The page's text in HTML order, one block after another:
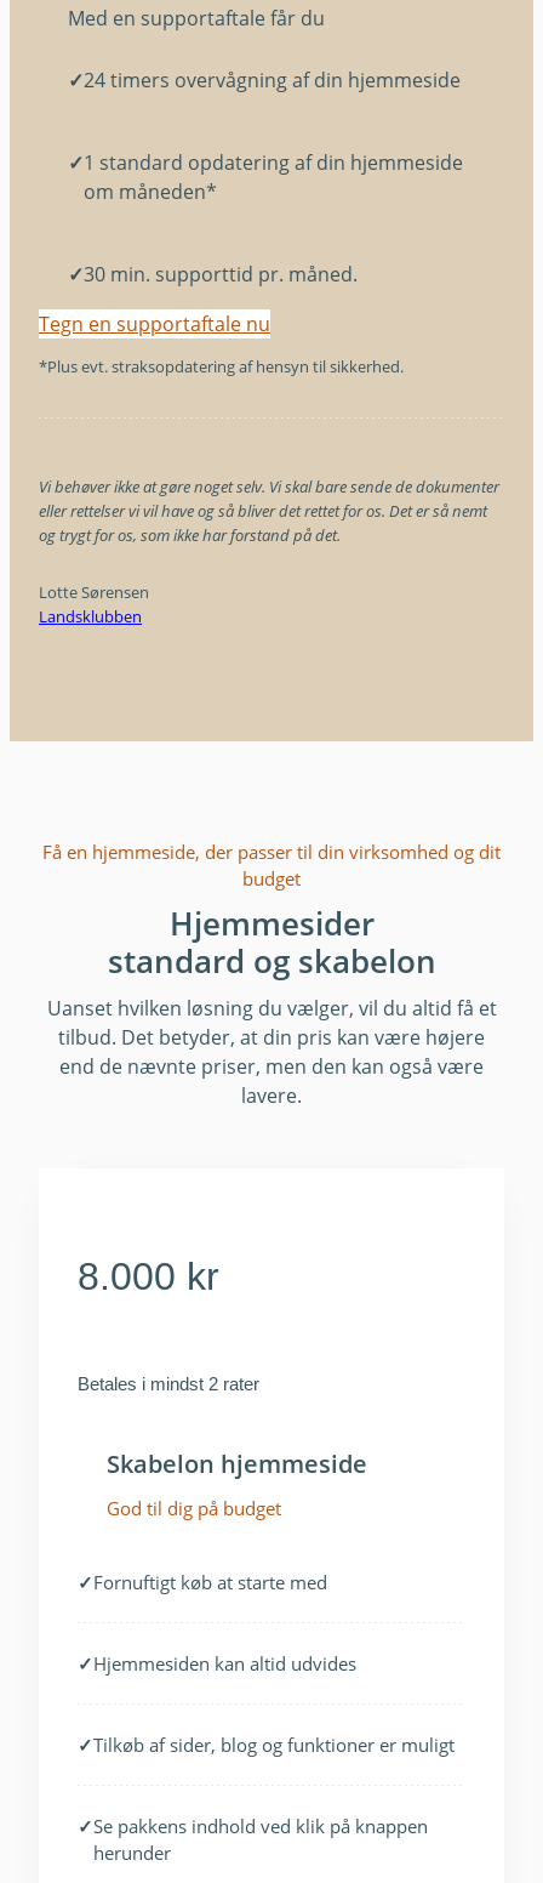
Med en supportaftale får du
✓24 timers overvågning af din hjemmeside
✓1 standard opdatering af din hjemmeside
om måneden*
✓30 min. supporttid pr. måned.
Tegn en supportaftale nu
*Plus evt. straksopdatering af hensyn til sikkerhed.
Vi behøver ikke at gøre noget selv. Vi skal bare sende de dokumenter
eller rettelser vi vil have og så bliver det rettet for os. Det er så nemt
og trygt for os, som ikke har forstand på det.
Lotte Sørensen
Landsklubben
Få en hjemmeside, der passer til din virksomhed og dit
budget
Hjemmesider
standard og skabelon
Uanset hvilken løsning du vælger, vil du altid få et
tilbud. Det betyder, at din pris kan være højere
end de nævnte priser, men den kan også være
lavere.
8.000 kr
Betales i mindst 2 rater
Skabelon hjemmeside
God til dig på budget
✓Fornuftigt køb at starte med
✓Hjemmesiden kan altid udvides
✓Tilkøb af sider, blog og funktioner er muligt
✓Se pakkens indhold ved klik på knappen
herunder